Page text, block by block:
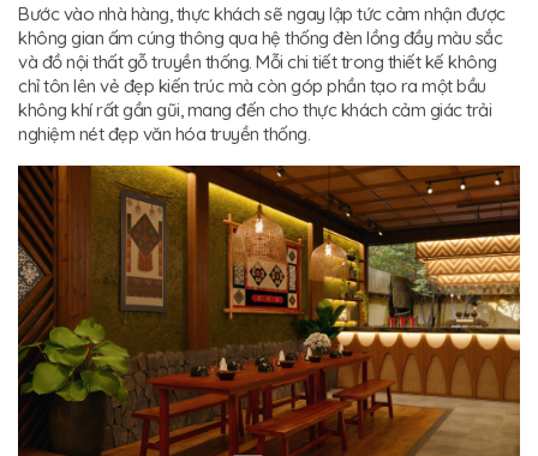
Bước vào nhà hàng, thực khách sẽ ngay lập tức cảm nhận được
không gian ấm cúng thông qua hệ thống đèn lồng đầy màu sắc
và đồ nội thất gỗ truyền thống. Mỗi chi tiết trong thiết kế không
chỉ tôn lên vẻ đẹp kiến trúc mà còn góp phần tạo ra một bầu
không khí rất gần gũi, mang đến cho thực khách cảm giác trải
nghiệm nét đẹp văn hóa truyền thống.